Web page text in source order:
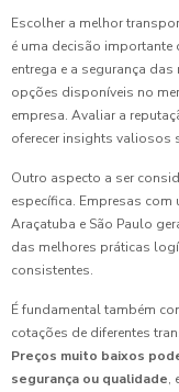
Escolher a melhor
é uma decisão importante
entrega e a segurança
opções disponíveis no
empresa. Avaliar a
oferecer insights valiosos
Outro aspecto a ser
específica. Empresas
Araçatuba e São Paulo
das melhores práticas
consistentes.
É fundamental também
cotações de diferentes
Preços muito baixos
segurança ou qualidade,